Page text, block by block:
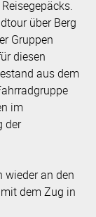
über Berg
Gruppen
diesen
aus dem
im
der
wieder an den
dem Zug in